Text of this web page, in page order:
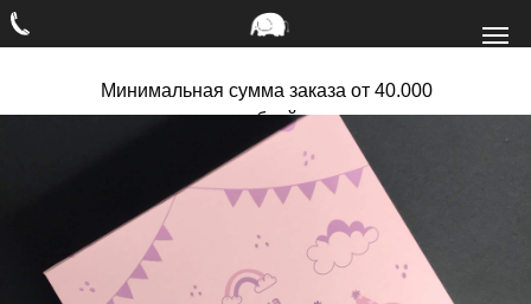
Минимальная сумма заказа от 40.000
рублей